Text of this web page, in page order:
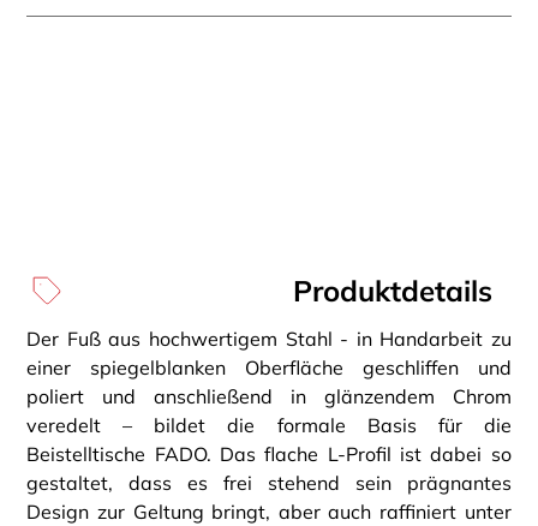
Produktdetails
Der Fuß aus hochwertigem Stahl - in Handarbeit zu
einer spiegelblanken Oberfläche geschliffen und
poliert und anschließend in glänzendem Chrom
veredelt – bildet die formale Basis für die
Beistelltische FADO. Das flache L-Profil ist dabei so
gestaltet, dass es frei stehend sein prägnantes
Design zur Geltung bringt, aber auch raffiniert unter